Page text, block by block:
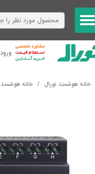
ورود
حساب کاربری من
تغییر گذر واژه
خروج از حساب کاربری
خانه هوشمند نورال خانه هوشمند HDL